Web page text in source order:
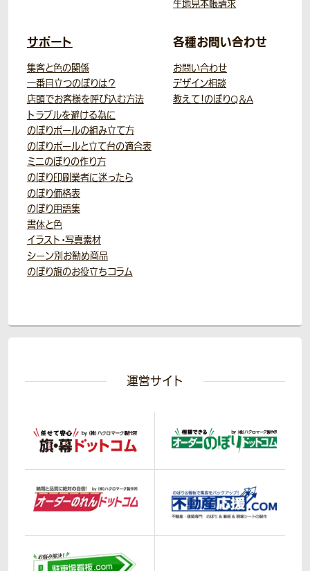
生地見本帳請求
サポート
集客と色の関係
一番目立つのぼりは？
店頭でお客様を呼び込む方法
トラブルを避ける為に
のぼりポールの組み立て方
のぼりポールと立て台の適合表
ミニのぼりの作り方
のぼり印刷業者に迷ったら
のぼり価格表
のぼり用語集
書体と色
イラスト・写真素材
シーン別お勧め商品
のぼり旗のお役立ちコラム
各種お問い合わせ
お問い合わせ
デザイン相談
教えて！のぼりQ＆A
運営サイト